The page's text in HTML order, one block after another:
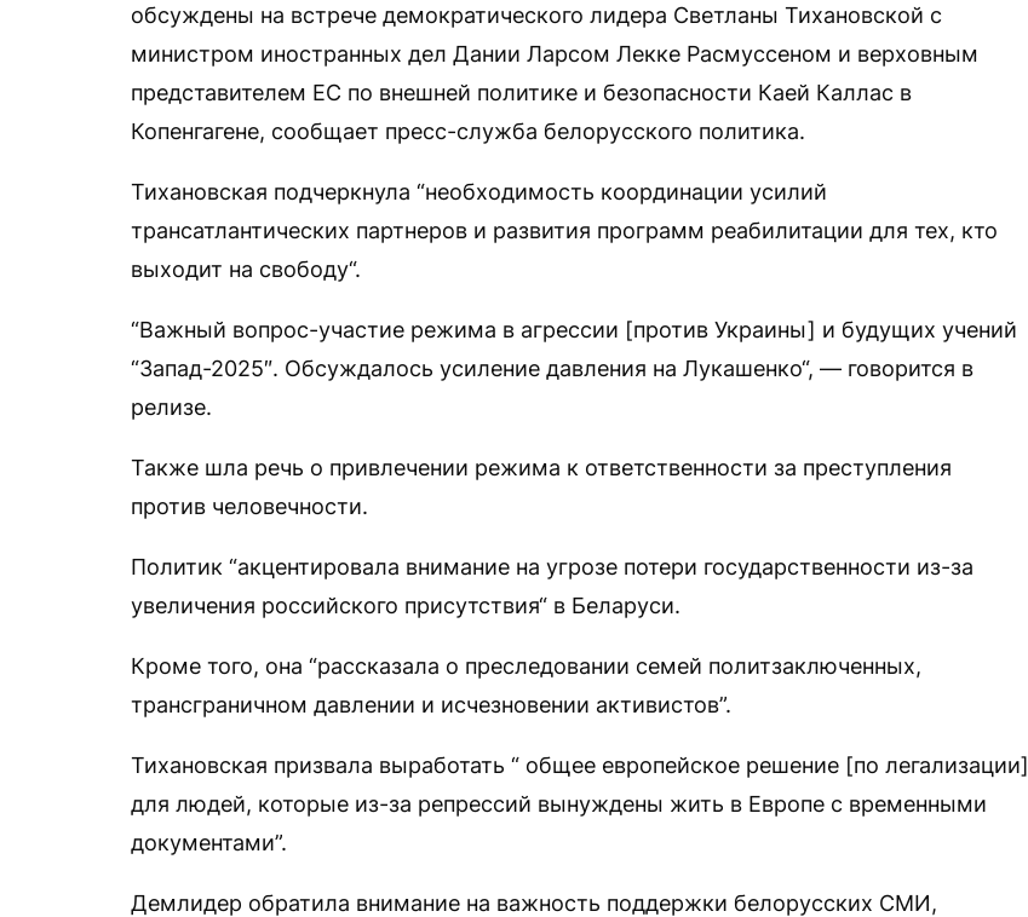
обсуждены на встрече демократического лидера Светланы Тихановской с
министром иностранных дел Дании Ларсом Лекке Расмуссеном и верховным
представителем ЕС по внешней политике и безопасности Каей Каллас в
Копенгагене, сообщает пресс-служба белорусского политика.
Тихановская подчеркнула “необходимость координации усилий
трансатлантических партнеров и развития программ реабилитации для тех, кто
выходит на свободу“.
“Важный вопрос-участие режима в агрессии [против Украины] и будущих учений
“Запад-2025″. Обсуждалось усиление давления на Лукашенко“, — говорится в
релизе.
Также шла речь о привлечении режима к ответственности за преступления
против человечности.
Политик “акцентировала внимание на угрозе потери государственности из-за
увеличения российского присутствия“ в Беларуси.
Кроме того, она “рассказала о преследовании семей политзаключенных,
трансграничном давлении и исчезновении активистов”.
Тихановская призвала выработать “ общее европейское решение [по легализации]
для людей, которые из-за репрессий вынуждены жить в Европе с временными
документами”.
Демлидер обратила внимание на важность поддержки белорусских СМИ,